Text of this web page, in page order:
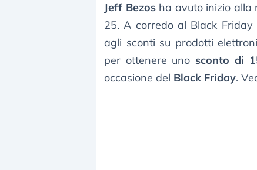
Jeff Bezosha avuto inizio alla
25. A corredo al Black
agli sconti su prodotti
per ottenere uno sconto di
occasione del Black Friday.